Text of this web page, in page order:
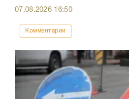
07.08.2026 16:50
Комментарии